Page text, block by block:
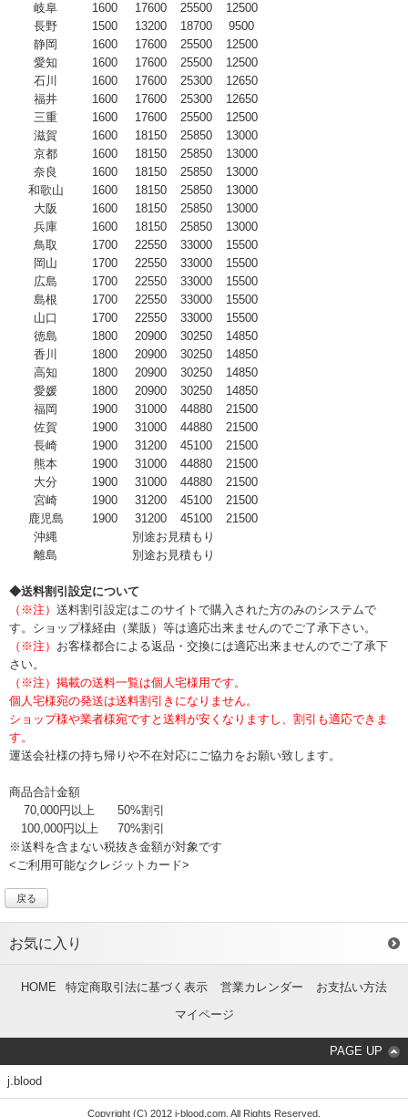
岐阜
1600 17600 25500
12500
長野
1500 13200 18700
9500
静岡
1600 17600 25500
12500
愛知
1600 17600 25500
12500
石川
1600 17600 25300
12650
福井
1600 17600 25300
12650
三重
1600 17600 25500
12500
滋賀
1600 18150 25850
13000
京都
1600 18150 25850
13000
奈良
1600 18150 25850
13000
和歌山
1600 18150 25850
13000
大阪
1600 18150 25850
13000
兵庫
1600 18150 25850
13000
鳥取
1700 22550 33000
15500
岡山
1700 22550 33000
15500
広島
1700 22550 33000
15500
島根
1700 22550 33000
15500
山口
1700 22550 33000
15500
徳島
1800 20900 30250
14850
香川
1800 20900 30250
14850
高知
1800 20900 30250
14850
愛媛
1800 20900 30250
14850
福岡
1900 31000 44880
21500
佐賀
1900 31000 44880
21500
長崎
1900 31200 45100
21500
熊本
1900 31000 44880
21500
大分
1900 31000 44880
21500
宮崎
1900 31200 45100
21500
鹿児島
1900 31200 45100
21500
沖縄
別途お見積もり
離島
別途お見積もり
◆送料割引設定について
（※注） 送料割引設定はこのサイトで購入された方のみのシステムで
す。ショップ様経由（業販）等は適応出来ませんのでご了承下さい。
（※注） お客様都合による返品・交換には適応出来ませんのでご了承下
さい。
（※注）掲載の送料一覧は個人宅様用です。
個人宅様宛の発送は送料割引きになりません。
ショップ様や業者様宛ですと送料が安くなりますし、割引も適応できま
す。
運送会社様の持ち帰りや不在対応にご協力をお願い致します。
商品合計金額
70,000円以上
50%割引
100,000円以上
70%割引
※送料を含まない税抜き金額が対象です
<ご利用可能なクレジットカード>
戻る
お気に入り
HOME 特定商取引法に基づく表示 営業カレンダー
お支払い方法
マイページ
PAGE UP
j.blood
Copyright (C) 2012 j-blood.com. All Rights Reserved.